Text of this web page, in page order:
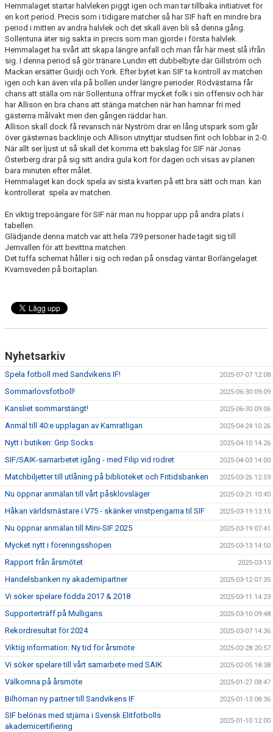
Hemmalaget startar halvleken piggt igen och man tar tillbaka initiativet för
en kort period. Precis som i tidigare matcher så har SIF haft en mindre bra
period i mitten av andra halvlek och det skall även bli så denna gång.
Sollentuna äter sig sakta in precis som man gjorde i första halvlek.
Hemmalaget ha svårt att skapa längre anfall och man får här mest slå ifrån
sig. I denna period så gör tränare Lundin ett dubbelbyte där Gillström och
Mackan ersätter Guidji och York. Efter bytet kan SIF ta kontroll av matchen
igen och kan även vila på bollen under längre perioder. Rödvästarna får
chans att ställa om när Sollentuna offrar mycket folk i sin offensiv och här
har Allison en bra chans att stänga matchen när han hamnar fri med
gästerna målvakt men den gången räddar han.
Allison skall dock få revansch när Nyström drar en lång utspark som går
över gästernas backlinje och Allison utnyttjar studsen fint och lobbar in 2-0.
När allt ser ljust ut så skall det komma ett bakslag för SIF när Jonas
Österberg drar på sig sitt andra gula kort för dagen och visas av planen
bara minuten efter målet.
Hemmalaget kan dock spela av sista kvarten på ett bra sätt och man kan
kontrollerat spela av matchen.
En viktig trepoängare för SIF när man nu hoppar upp på andra plats i
tabellen.
Glädjande denna match var att hela 739 personer hade tagit sig till
Jernvallen för att bevittna matchen.
Det tuffa schemat håller i sig och redan på onsdag väntar Borlängelaget
Kvarnsveden på bortaplan.
Nyhetsarkiv
Spela fotboll med Sandvikens IF! 2025-07-07 12:08
Sommarlovsfotboll! 2025-06-30 09:09
Kansliet sommarstängt! 2025-06-30 09:06
Anmäl till 40:e upplagan av Kamratligan 2025-04-24 10:26
Nytt i butiken: Grip Socks 2025-04-10 14:26
SIF/SAIK-samarbetet igång - med Filip vid rodret 2025-04-03 14:00
Matchbiljetter till utlåning på biblioteket och Fritidsbanken 2025-03-26 12:59
Nu öppnar anmälan till vårt påsklovsläger 2025-03-21 10:40
Håkan världsmästare i V75 - skänker vinstpengarna til SIF 2025-03-19 13:15
Nu öppnar anmälan till Mini-SIF 2025 2025-03-19 07:41
Mycket nytt i föreningsshopen 2025-03-13 14:50
Rapport från årsmötet 2025-03-13
Handelsbanken ny akademipartner 2025-03-12 07:35
Vi söker spelare födda 2017 & 2018 2025-03-11 14:23
Supporterträff på Mulligans 2025-03-10 09:48
Rekordresultat för 2024 2025-03-07 14:36
Viktig information: Ny tid för årsmöte 2025-02-28 20:57
Vi söker spelare till vårt samarbete med SAIK 2025-02-05 18:38
Välkomna på årsmöte 2025-01-27 08:47
Bilhörnan ny partner till Sandvikens IF 2025-01-13 08:36
SIF belönas med stjärna i Svensk Elitfotbolls
akademicertifiering
2025-01-10 12:00